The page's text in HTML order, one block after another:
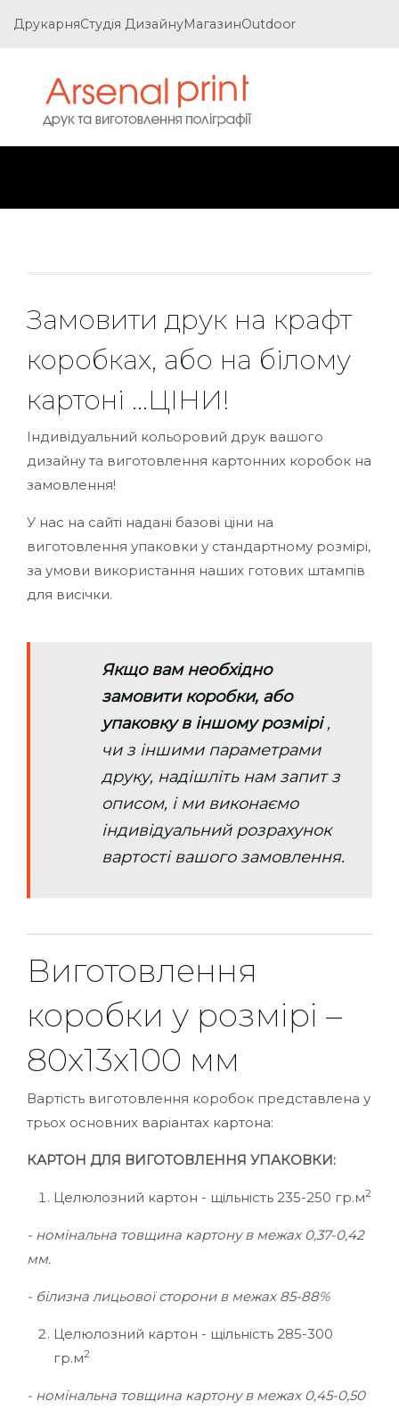
ДрукарняСтудія ДизайнуМагазинOutdoor
Замовити друк на крафт
коробках, або на білому
картоні ...ЦІНИ!
Індивідуальний кольоровий друк вашого
дизайну та виготовлення картонних коробок на
замовлення!
У нас на сайті надані базові ціни на
виготовлення упаковки у стандартному розмірі,
за умови використання наших готових штампів
для висічки.
Якщо вам необхідно
замовити коробки, або
упаковку в іншому розмірі,
чи з іншими параметрами
друку, надішліть нам запит з
описом, і ми виконаємо
індивідуальний розрахунок
вартості вашого замовлення.
Виготовлення
коробки у розмірі –
80х13х100 мм
Вартість виготовлення коробок представлена у
трьох основних варіантах картона:
КАРТОН ДЛЯ ВИГОТОВЛЕННЯ УПАКОВКИ:
Целюлозний картон - щільність 235-250 гр.м2
- номінальна товщина картону в межах 0,37-0,42
мм.
- білизна лицьової сторони в межах 85-88%
Целюлозний картон - щільність 285-300
гр.м2
- номінальна товщина картону в межах 0,45-0,50